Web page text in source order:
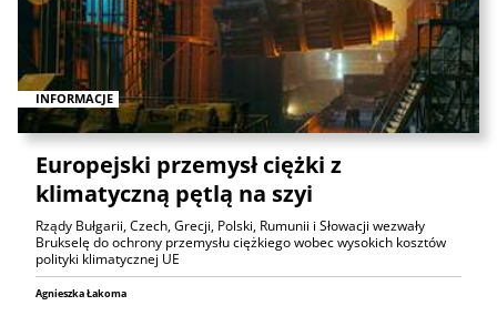
INFORMACJE
Europejski przemysł ciężki z
klimatyczną pętlą na szyi
Rządy Bułgarii, Czech, Grecji, Polski, Rumunii i Słowacji wezwały
Brukselę do ochrony przemysłu ciężkiego wobec wysokich kosztów
polityki klimatycznej UE
Agnieszka Łakoma